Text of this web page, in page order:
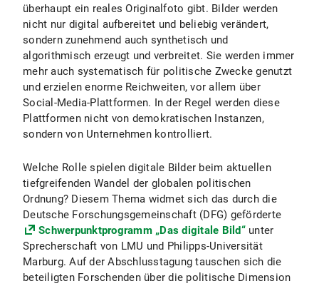
überhaupt ein reales Originalfoto gibt. Bilder werden
nicht nur digital aufbereitet und beliebig verändert,
sondern zunehmend auch synthetisch und
algorithmisch erzeugt und verbreitet. Sie werden immer
mehr auch systematisch für politische Zwecke genutzt
und erzielen enorme Reichweiten, vor allem über
Social-Media-Plattformen. In der Regel werden diese
Plattformen nicht von demokratischen Instanzen,
sondern von Unternehmen kontrolliert.
Welche Rolle spielen digitale Bilder beim aktuellen
tiefgreifenden Wandel der globalen politischen
Ordnung? Diesem Thema widmet sich das durch die
Deutsche Forschungsgemeinschaft (DFG) geförderte
Schwerpunktprogramm „Das digitale Bild“unter
Sprecherschaft von LMU und Philipps-Universität
Marburg. Auf der Abschlusstagung tauschen sich die
beteiligten Forschenden über die politische Dimension